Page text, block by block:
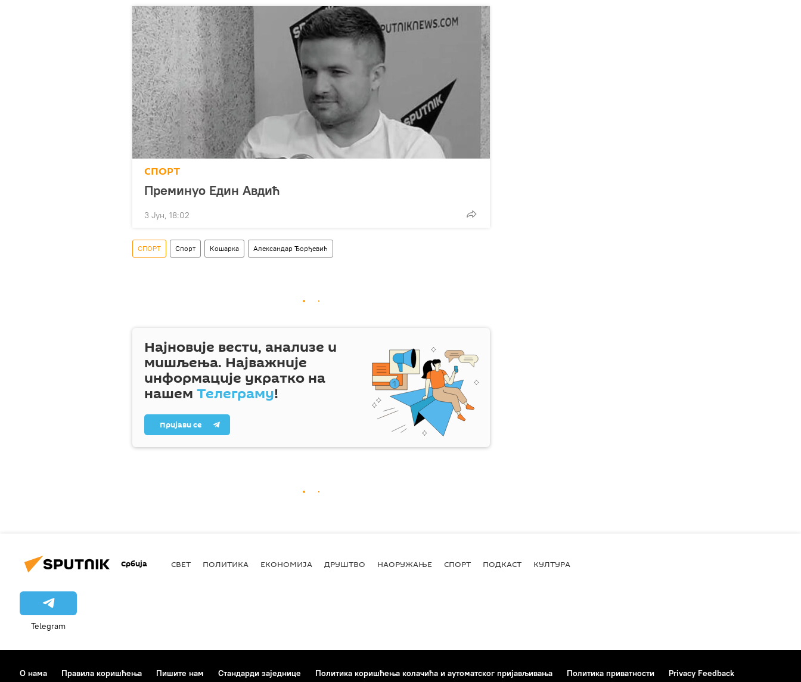
СПОРТ
Преминуо Един Авдић
3 Јун, 18:02
СПОРТ Спорт Кошарка Александар Ђорђевић
Најновије вести, анализе и
мишљења. Најважније
информације укратко на
нашем Телеграму!
Пријави се
Србија СВЕТ ПОЛИТИКА ЕКОНОМИЈА ДРУШТВО НАОРУЖАЊЕ СПОРТ ПОДКАСТ КУЛТУРА
Telegram
О нама Правила коришћења Пишите нам Стандарди заједнице Политика коришћења колачића и аутоматског пријављивања Политика приватности Privacy Feedback